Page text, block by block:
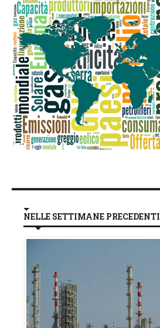
NELLE SETTIMANE PRECEDENTI